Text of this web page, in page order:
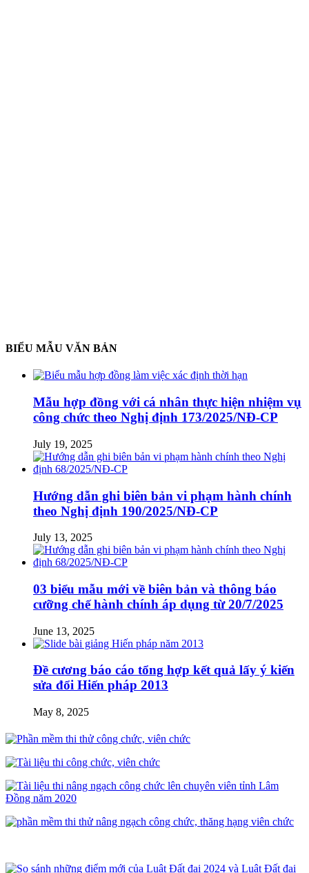
BIỂU MẪU VĂN BẢN
Mẫu hợp đồng với cá nhân thực hiện nhiệm vụ
công chức theo Nghị định 173/2025/NĐ-CP
July 19, 2025
Hướng dẫn ghi biên bản vi phạm hành chính
theo Nghị định 190/2025/NĐ-CP
July 13, 2025
03 biểu mẫu mới về biên bản và thông báo
cưỡng chế hành chính áp dụng từ 20/7/2025
June 13, 2025
Đề cương báo cáo tổng hợp kết quả lấy ý kiến
sửa đổi Hiến pháp 2013
May 8, 2025